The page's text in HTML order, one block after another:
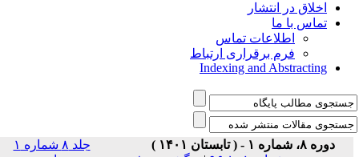
اخلاق در انتشار
تماس با ما
اطلاعات تماس
فرم برقراری ارتباط
Indexing and Abstracting
دوره ۸، شماره ۱ - ( تابستان ۱۴۰۱ )
جلد ۸ شماره ۱